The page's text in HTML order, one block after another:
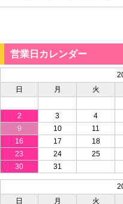
営業日カレンダー
日
月 火
2
3 4
9
10 11
16
17 18
23
24 25
30
31
日
月 火